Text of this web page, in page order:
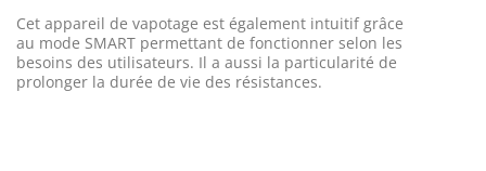
Cet appareil de vapotage est également intuitif grâce
au mode SMART permettant de fonctionner selon les
besoins des utilisateurs. Il a aussi la particularité de
prolonger la durée de vie des résistances.